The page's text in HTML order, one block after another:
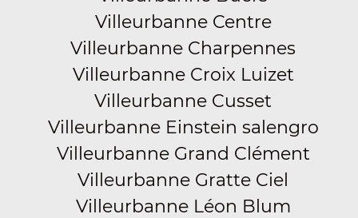
Villeurbanne Centre
Villeurbanne Charpennes
Villeurbanne Croix Luizet
Villeurbanne Cusset
Villeurbanne Einstein salengro
Villeurbanne Grand Clément
Villeurbanne Gratte Ciel
Villeurbanne Léon Blum